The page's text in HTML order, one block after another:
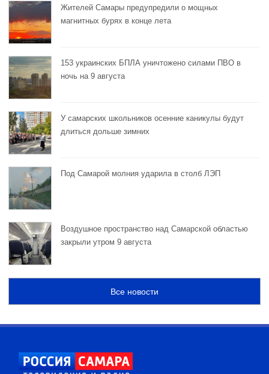
Жителей Самары предупредили о мощных
магнитных бурях в конце лета
153 украинских БПЛА уничтожено силами ПВО в
ночь на 9 августа
У самарских школьников осенние каникулы будут
длиться дольше зимних
Под Самарой молния ударила в столб ЛЭП
Воздушное пространство над Самарской областью
закрыли утром 9 августа
Все новости